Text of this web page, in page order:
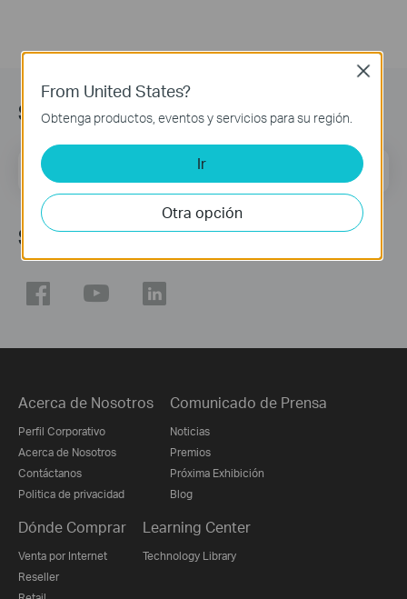
Suscripción
Dirección de correo Regístrate
Síguenos
Acerca de Nosotros
Perfil Corporativo
Acerca de Nosotros
Contáctanos
Politica de privacidad
Comunicado de Prensa
Noticias
Premios
Próxima Exhibición
Blog
Dónde Comprar
Venta por Internet
Reseller
Learning Center
Technology Library
From United States?
Obtenga productos, eventos y servicios para su región.
Ir
Otra opción
Close